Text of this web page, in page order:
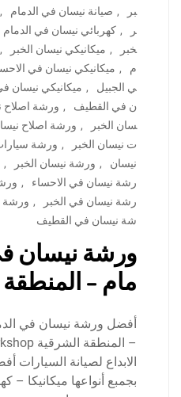
بر
, صيانة نيسان في الدمام ,
ر
, كهربائي نيسان في الدمام
خبر
, ميكانيكي نيسان الخبر ,
م
, ميكانيكي نيسان في
ي الجبيل
, ميكانيكي نيسان
ن في القطيف
, ورشة اصلاح
سان الخبر
, ورشة اصلاح
ت نيسان الخبر
, ورشة
نيسان
, ورشة نيسان الخبر ,
رشة نيسان في الاحساء
,
رشة نيسان في الخبر
, ورشة
شة نيسان في القطيف
ورشة نيسان
مام –
أفضل ورشة نيسان في
الابداع لصيانة السيارات
بجمبع أنواعها ميكانيكا